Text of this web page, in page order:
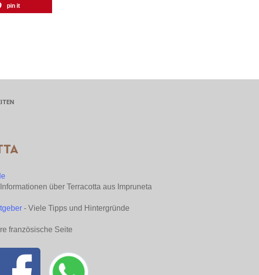
pin it
über Terracotta aus Impruneta
- Viele Tipps und Hintergründe
französische Seite